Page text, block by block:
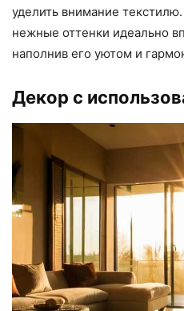
уделить внимание
нежные оттенки идеально
наполнив его уютом и
Декор с